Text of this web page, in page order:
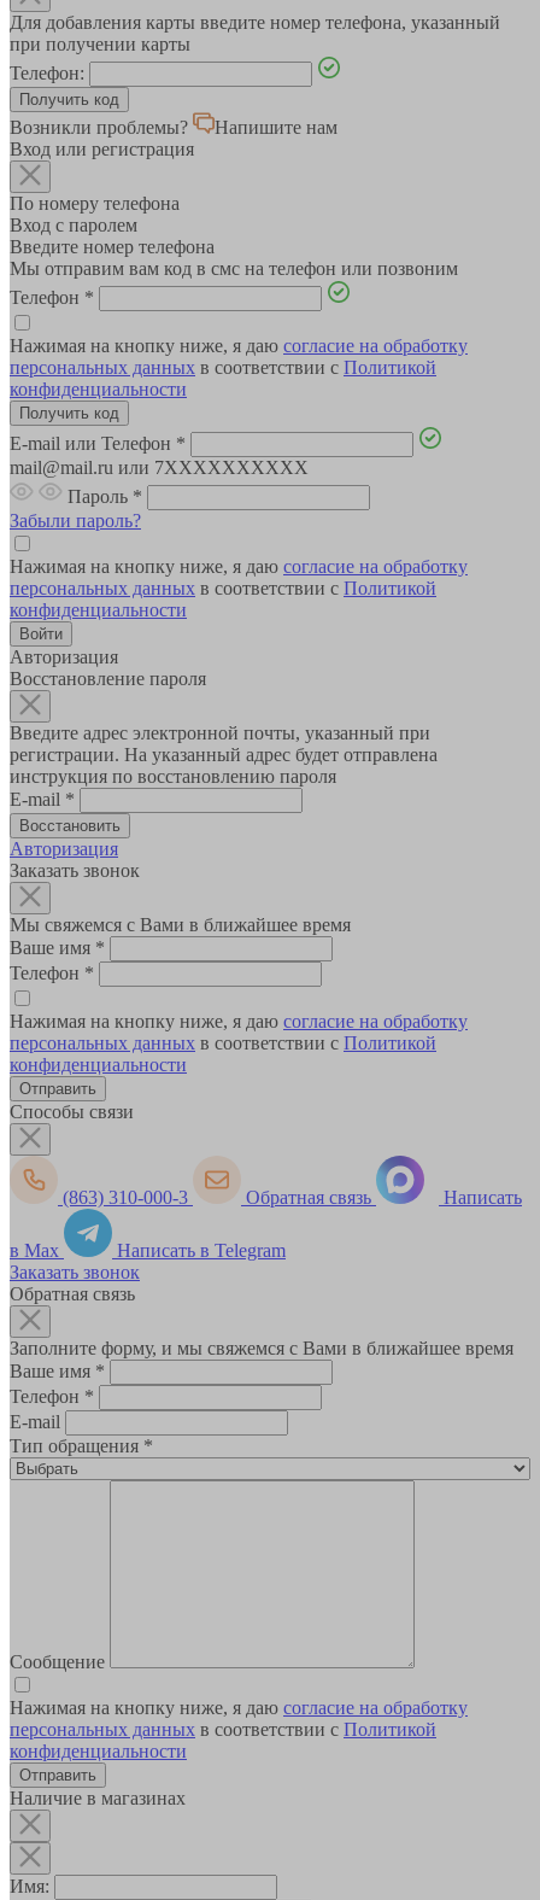
Для добавления карты введите номер телефона, указанный
при получении карты
Телефон:
Возникли проблемы?
Напишите нам
Вход или регистрация
По номеру телефона
Вход с паролем
Введите номер телефона
Мы отправим вам код в смс на телефон или позвоним
Телефон *
Нажимая на кнопку ниже, я даю согласие на обработку
персональных данных в соответствии с Политикой
конфиденциальности
E-mail или Телефон *
mail@mail.ru или 7XXXXXXXXXX
Пароль *
Забыли пароль?
Нажимая на кнопку ниже, я даю согласие на обработку
персональных данных в соответствии с Политикой
конфиденциальности
Авторизация
Восстановление пароля
Введите адрес электронной почты, указанный при
регистрации. На указанный адрес будет отправлена
инструкция по восстановлению пароля
E-mail *
Авторизация
Заказать звонок
Мы свяжемся с Вами в ближайшее время
Ваше имя *
Телефон *
Нажимая на кнопку ниже, я даю согласие на обработку
персональных данных в соответствии с Политикой
конфиденциальности
Способы связи
(863) 310-000-3 Обратная связь Написать
в Max
Написать в Telegram
Заказать звонок
Обратная связь
Заполните форму, и мы свяжемся с Вами в ближайшее время
Ваше имя *
Телефон *
E-mail
Тип обращения *
Сообщение
Нажимая на кнопку ниже, я даю согласие на обработку
персональных данных в соответствии с Политикой
конфиденциальности
Наличие в магазинах
Имя: